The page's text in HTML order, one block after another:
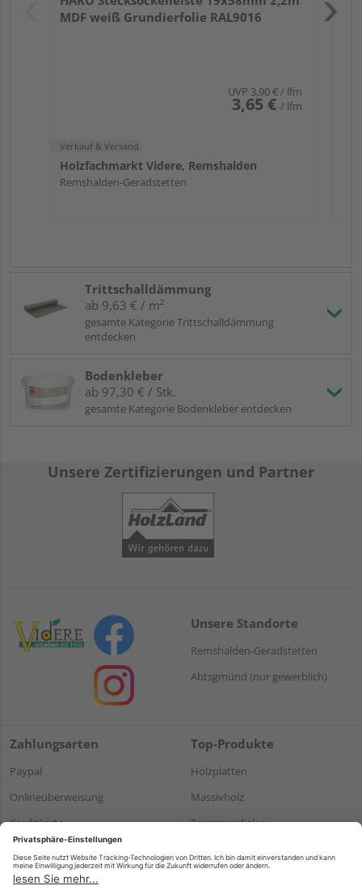
MDF weiß Grundierfolie RAL9016
UVP 3,90 €/ lfm
3,65 € / lfm
Verkauf & Versand
Holzfachmarkt Videre, Remshalden
Remshalden-Geradstetten
Trittschalldämmung
ab 9,63 € / m²
gesamte Kategorie Trittschalldämmung
entdecken
Bodenkleber
ab 97,30 € / Stk.
gesamte Kategorie Bodenkleber entdecken
Unsere Zertifizierungen und Partner
Unsere Standorte
Remshalden-Geradstetten
Abtsgmünd (nur gewerblich)
Zahlungsarten
Paypal
Onlineüberweisung
Kreditkarte
*Bonität vorausgesetzt
Top-Produkte
Holzplatten
Massivholz
Terrassendielen